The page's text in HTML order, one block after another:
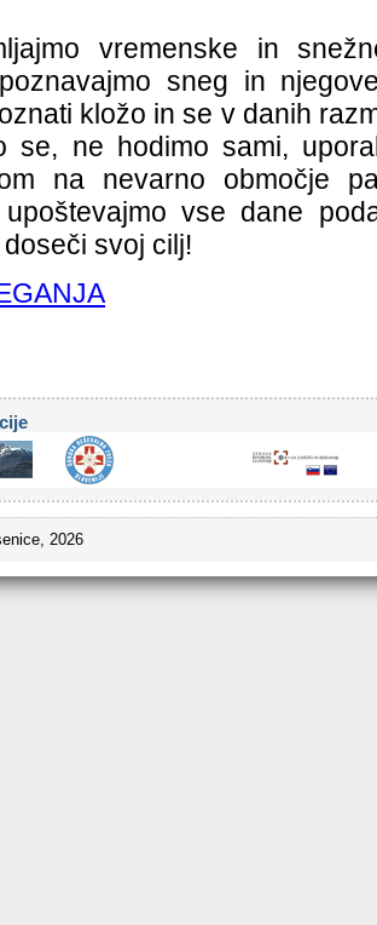
vremenske in
sneg in
kložo in se v danih
se, ne hodimo sami,
na nevarno območje
vse dane
svoj cilj!
2026